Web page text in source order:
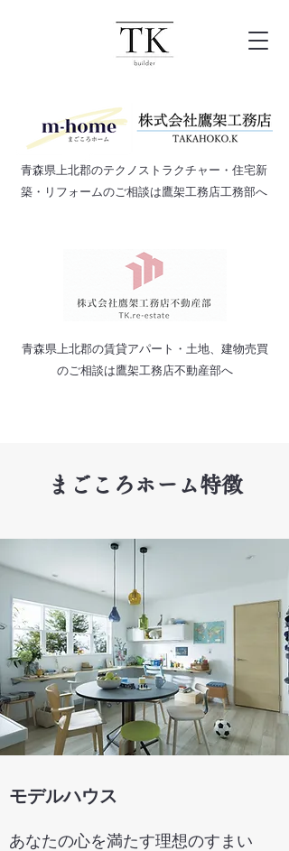
​青森県上北郡のテクノストラクチャー・住宅新
築・リフォームのご相談は鷹架工務店工務部へ
​青森県上北郡の賃貸アパート・土地、建物売買
のご相談は鷹架工務店不動産部へ
まごころホーム特徴
モデルハウス
あなたの心を満たす理想のすまい